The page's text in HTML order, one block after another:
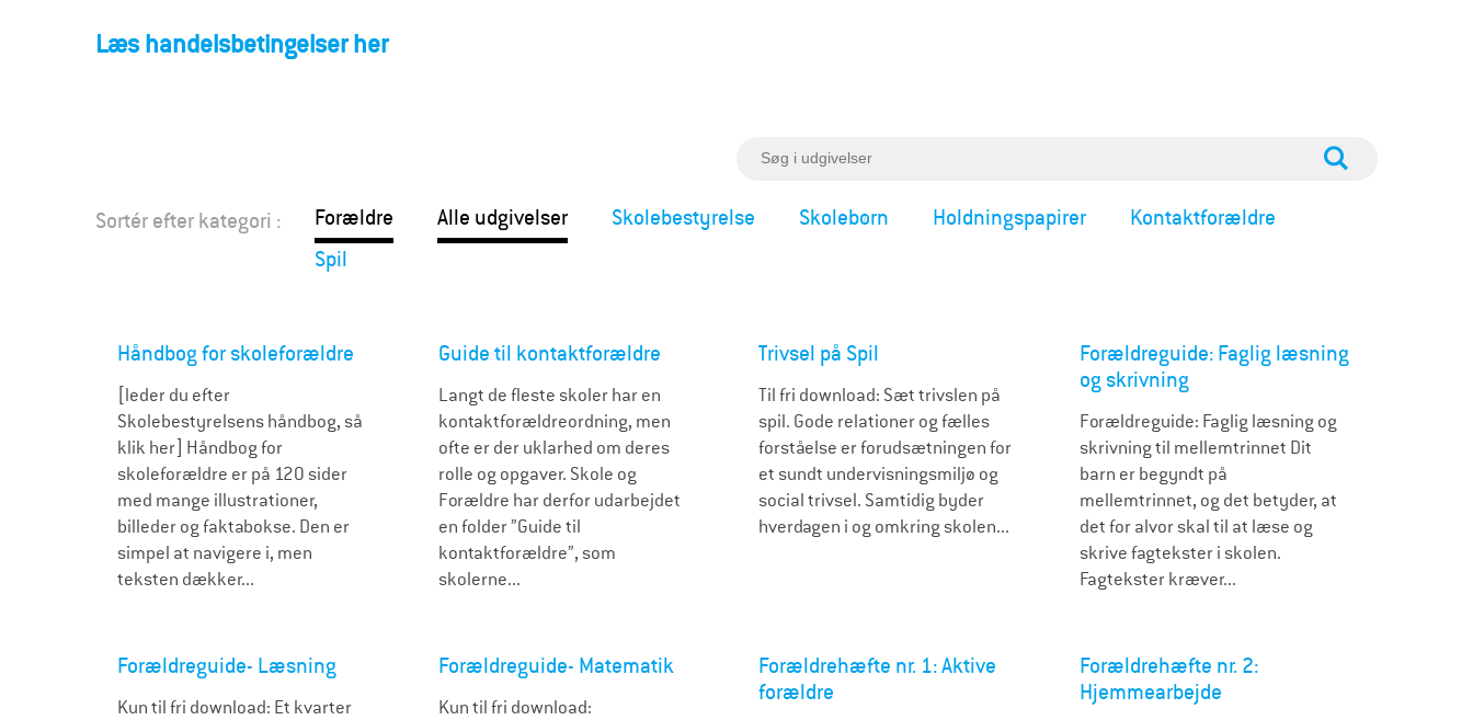
o
l
Læs handelsbetingelser her
S
Sortér efter kategori : Forældre Alle udgivelser Skolebestyrelse Skolebørn Holdningspapirer
Kontaktforældre
Spil
Håndbog for skoleforældre
[leder du efter
Skolebestyrelsens håndbog, så
klik her] Håndbog for
skoleforældre er på 120 sider
med mange illustrationer,
billeder og faktabokse. Den er
simpel at navigere i, men
teksten dækker...
Guide til kontaktforældre
Langt de fleste skoler har en
kontaktforældreordning, men
ofte er der uklarhed om deres
rolle og opgaver. Skole og
Forældre har derfor udarbejdet
en folder ”Guide til
kontaktforældre”, som
skolerne...
Trivsel på Spil
Til fri download: Sæt trivslen på
spil. Gode relationer og fælles
forståelse er forudsætningen for
et sundt undervisningsmiljø og
social trivsel. Samtidig byder
hverdagen i og omkring skolen...
Forældreguide: Faglig læsning
og skrivning
Forældreguide: Faglig læsning og
skrivning til mellemtrinnet Dit
barn er begyndt på
mellemtrinnet, og det betyder, at
det for alvor skal til at læse og
skrive fagtekster i skolen.
Fagtekster kræver...
Forældreguide- Læsning
Kun til fri download: Et kvarter
Forældreguide- Matematik
Kun til fri download:
Forældrehæfte nr. 1: Aktive
forældre
Forældrehæfte nr. 2:
Hjemmearbejde